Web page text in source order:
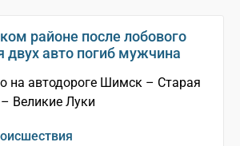
районе после лобового
двух авто погиб мужчина
на автодороге Шимск – Старая
Великие Луки